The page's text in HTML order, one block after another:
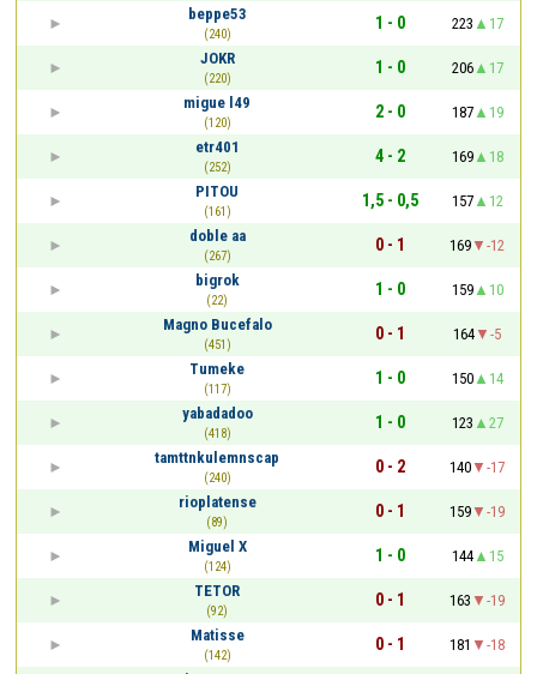
beppe53
(240)
1 - 0 223
17
JOKR
(220)
1 - 0 206
17
migue l49
(120)
2 - 0 187
19
etr401
(252)
4 - 2 169
18
PITOU
(161)
1,5 - 0,5 157
12
doble aa
(267)
0 - 1 169
-12
bigrok
(22)
1 - 0 159
10
Magno Bucefalo
(451)
0 - 1 164
-5
Tumeke
(117)
1 - 0 150
14
yabadadoo
(418)
1 - 0 123
27
tamttnkulemnscap
(240)
0 - 2 140
-17
rioplatense
(89)
0 - 1 159
-19
Miguel X
(124)
1 - 0 144
15
TETOR
(92)
0 - 1 163
-19
Matisse
(142)
0 - 1 181
-18